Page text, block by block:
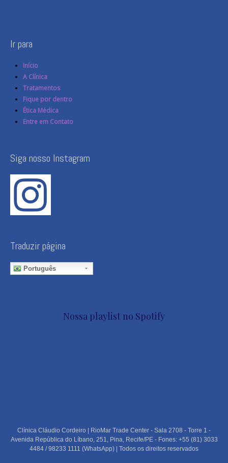
Ir para
Início
A Clínica
Tratamentos
Fique por dentro
Ética Médica
Entre em Contato
Siga nosso Instagram
Traduzir página
Português
Nossa playlist no Spotify
Clínica Cláudio Cordeiro | RioMar Trade Center - Sala 2708 - Torre 1 -
Avenida República do Líbano, 251, Pina, Recife/PE - Fones: +55 (81) 3033
4484 / 98233 1111 (WhatsApp) | Todos os direitos reservados